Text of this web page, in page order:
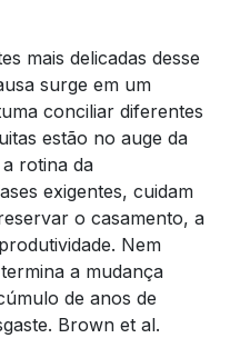
mais delicadas desse
surge em um
conciliar diferentes
estão no auge da
rotina da
exigentes, cuidam
o casamento, a
Nem
a mudança
de anos de
Brown et al.